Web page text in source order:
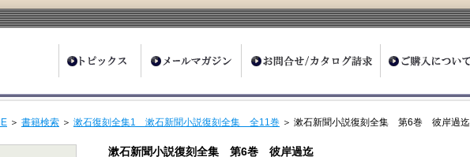
＞ 書籍検索 ＞ 漱石復刻全集1 漱石新聞小説復刻全集 全11巻 ＞ 漱石新聞小説復刻全集 第6巻 彼岸過迄
漱石新聞小説復刻全集 第6巻 彼岸過迄